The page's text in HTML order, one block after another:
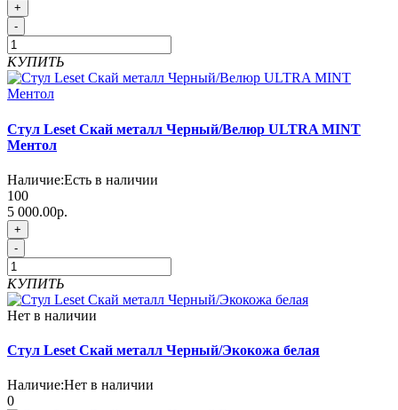
+
-
КУПИТЬ
Стул Leset Скай металл Черный/Велюр ULTRA MINT
Ментол
Наличие:Есть в наличии
100
5 000.00р.
+
-
КУПИТЬ
Нет в наличии
Стул Leset Скай металл Черный/Экокожа белая
Наличие:Нет в наличии
0